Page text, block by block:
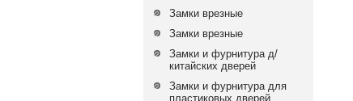
Замки врезные
Замки врезные
Замки и фурнитура д/
китайских дверей
Замки и фурнитура для
пластиковых дверей